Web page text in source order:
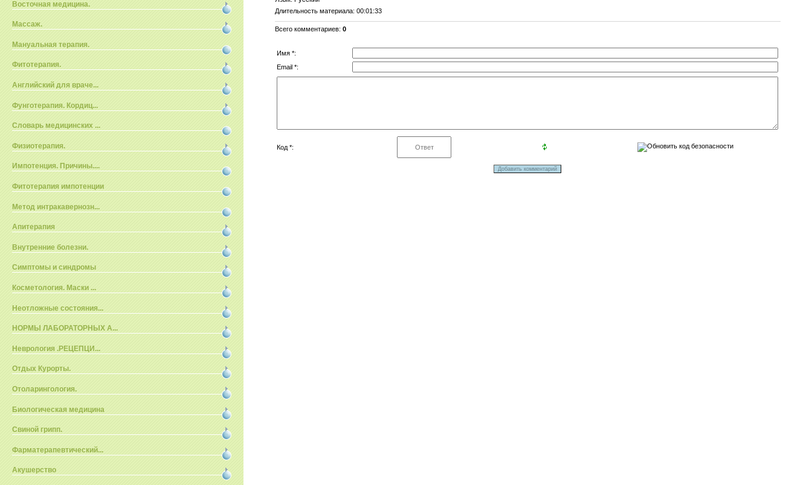
Восточная медицина.
Массаж.
Мануальная терапия.
Фитотерапия.
Английский для враче...
Фунготерапия. Кордиц...
Словарь медицинских ...
Физиотерапия.
Импотенция. Причины....
Фитотерапия импотенции
Метод интракавернозн...
Апитерапия
Внутренние болезни.
Симптомы и синдромы
Косметология. Маски ...
Неотложные состояния...
НОРМЫ ЛАБОРАТОРНЫХ А...
Неврология .РЕЦЕПЦИ...
Отдых Курорты.
Отоларингология.
Биологическая медицина
Свиной грипп.
Фарматерапевтический...
Акушерство
Длительность материала: 00:01:33
Всего комментариев:0
Имя *:
Email *:
Код *: